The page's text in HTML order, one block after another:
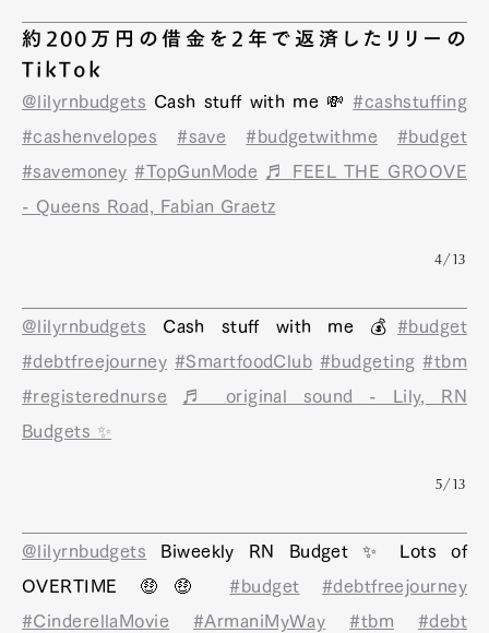
約200万円の借金を2年で返済したリリーの
TikTok
@lilyrnbudgets Cash stuff with me 💸#cashstuffing
#cashenvelopes
#save #budgetwithme
#budget
#savemoney #TopGunMode
♬ FEEL THE GROOVE
- Queens Road, Fabian Graetz
4/13
@lilyrnbudgets Cash stuff with me 💰 #budget
#debtfreejourney #SmartfoodClub #budgeting #tbm
#registerednurse
♬ original sound - Lily, RN
Budgets ✨
5/13
@lilyrnbudgets Biweekly RN Budget ✨ Lots of
OVERTIME 🤑🤑#budget
#debtfreejourney
#CinderellaMovie
#ArmaniMyWay #tbm #debt